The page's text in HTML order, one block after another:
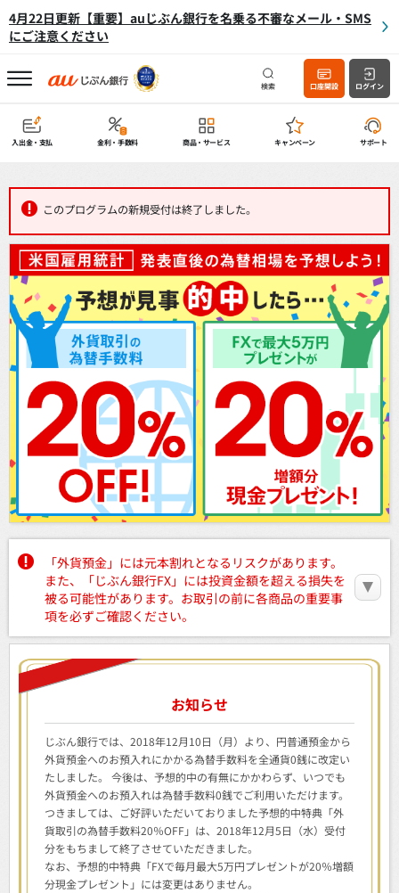
4月22日更新【重要】auじぶん銀行を名乗る不審なメール・SMS
にご注意ください
検索 口座開設 ログイン
入出金・支払 金利・手数料 商品・サービス キャンペーン サポート
このプログラムの新規受付は終了しました。
「外貨預金」には元本割れとなるリスクがあります。
また、「じぶん銀行FX」には投資金額を超える損失を
被る可能性があります。お取引の前に各商品の重要事
項を必ずご確認ください。
お知らせ
じぶん銀行では、2018年12月10日（月）より、円普通預金から
外貨預金へのお預入れにかかる為替手数料を全通貨0銭に改定い
たしました。 今後は、予想的中の有無にかかわらず、いつでも
外貨預金へのお預入れは為替手数料0銭でご利用いただけます。
つきましては、ご好評いただいておりました予想的中特典「外
貨取引の為替手数料20％OFF」は、2018年12月5日（水）受付
分をもちまして終了させていただきました。
なお、予想的中特典「FXで毎月最大5万円プレゼントが20％増額
分現金プレゼント」には変更はありません。